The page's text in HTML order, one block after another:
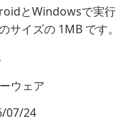
とWindowsで実行
サイズの 1MB です。
ウェア
07/24